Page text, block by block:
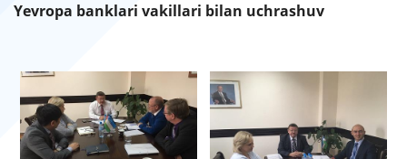
Yevropa banklari vakillari bilan uchrashuv